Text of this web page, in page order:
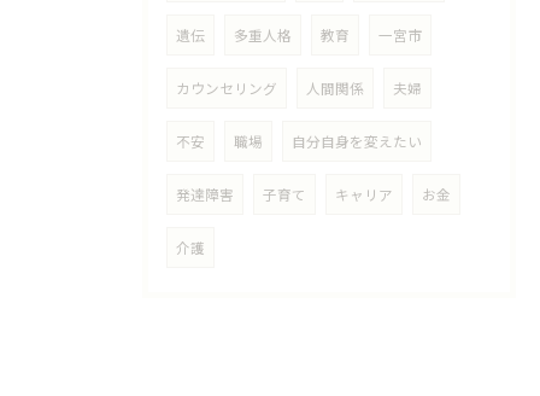
遺伝 多重人格 教育 一宮市
カウンセリング 人間関係 夫婦
不安 職場 自分自身を変えたい
発達障害 子育て キャリア お金
介護